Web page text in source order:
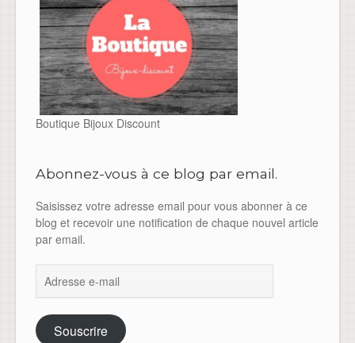
Boutique Bijoux Discount
Abonnez-vous à ce blog par email.
Saisissez votre adresse email pour vous abonner à ce
blog et recevoir une notification de chaque nouvel article
par email.
e-
Souscrire